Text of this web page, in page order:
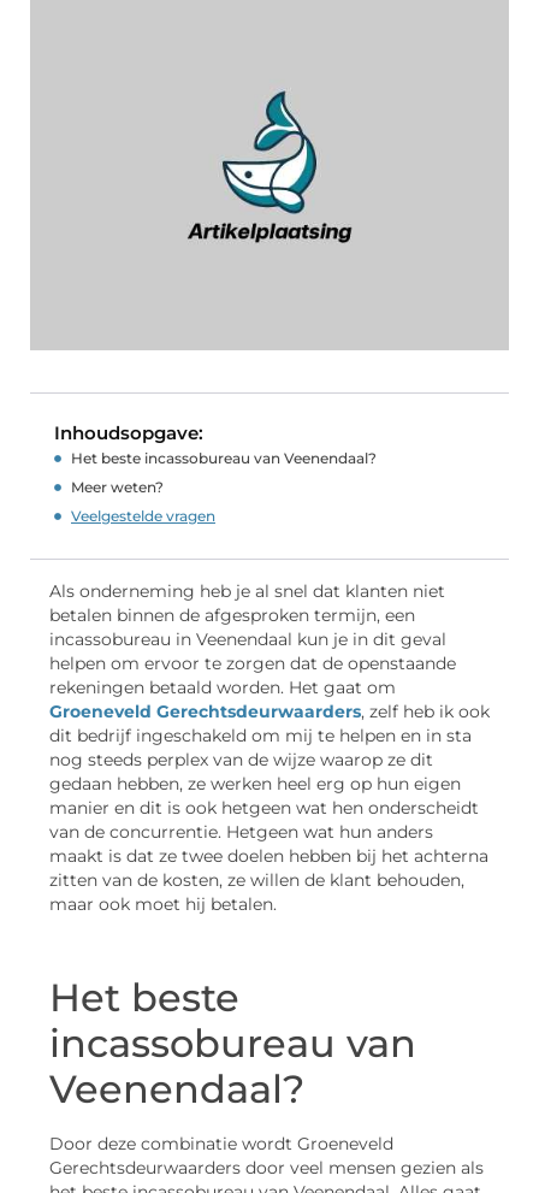
Inhoudsopgave:
Het beste incassobureau van Veenendaal?
Meer weten?
Veelgestelde vragen
Als onderneming heb je al snel dat klanten niet
betalen binnen de afgesproken termijn, een
incassobureau in Veenendaal kun je in dit geval
helpen om ervoor te zorgen dat de openstaande
rekeningen betaald worden. Het gaat om
Groeneveld Gerechtsdeurwaarders, zelf heb ik ook
dit bedrijf ingeschakeld om mij te helpen en in sta
nog steeds perplex van de wijze waarop ze dit
gedaan hebben, ze werken heel erg op hun eigen
manier en dit is ook hetgeen wat hen onderscheidt
van de concurrentie. Hetgeen wat hun anders
maakt is dat ze twee doelen hebben bij het achterna
zitten van de kosten, ze willen de klant behouden,
maar ook moet hij betalen.
Het beste
incassobureau van
Veenendaal?
Door deze combinatie wordt Groeneveld
Gerechtsdeurwaarders door veel mensen gezien als